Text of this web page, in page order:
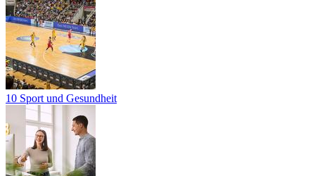
10 Sport und Gesundheit